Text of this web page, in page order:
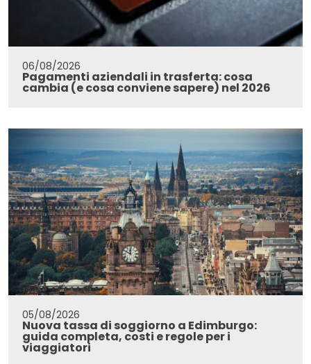
06/08/2026
Pagamenti aziendali in trasferta: cosa
cambia (e cosa conviene sapere) nel 2026
05/08/2026
Nuova tassa di soggiorno a Edimburgo:
guida completa, costi e regole per i
viaggiatori